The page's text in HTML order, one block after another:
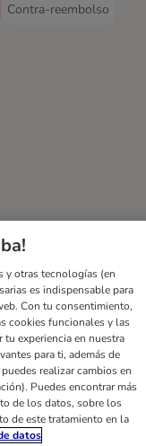
MethodMethod
Contra-reembolso
Contra-reembolso
de datos
de accesibilidad
de afiliados
y otras tecnologías (en
es indispensable para
Con tu consentimiento,
cookies funcionales y las
tu experiencia en nuestra
para ti, además de
realizar cambios en
Puedes encontrar más
de los datos, sobre los
de este tratamiento en la
datos